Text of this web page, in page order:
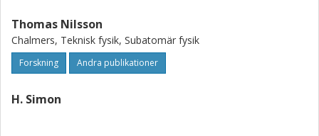
Thomas Nilsson
Chalmers, Teknisk fysik, Subatomär fysik
Forskning Andra publikationer
H. Simon